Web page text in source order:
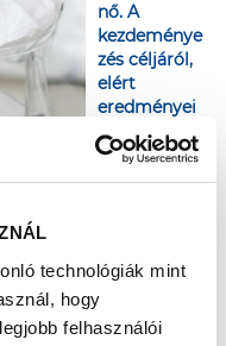
technológiák mint
hogy
felhasználói
nő. A
kezdeménye
zés céljáról,
elért
eredményei
ről és
jövőjéről
Nyrt. PR és
az
kiemelt figyelmet